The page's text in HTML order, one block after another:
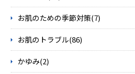
お肌のための季節対策(7)
お肌のトラブル(86)
かゆみ(2)